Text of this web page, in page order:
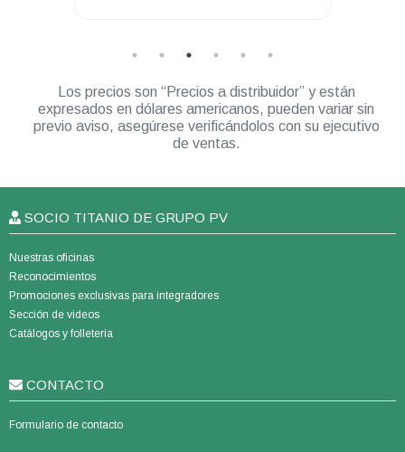
Los precios son “Precios a distribuidor” y están
expresados en dólares americanos, pueden variar sin
previo aviso, asegúrese verificándolos con su ejecutivo
de ventas.
SOCIO TITANIO DE GRUPO PV
Nuestras oficinas
Reconocimientos
Promociones exclusivas para integradores
Sección de videos
Catálogos y folletería
CONTACTO
Formulario de contacto